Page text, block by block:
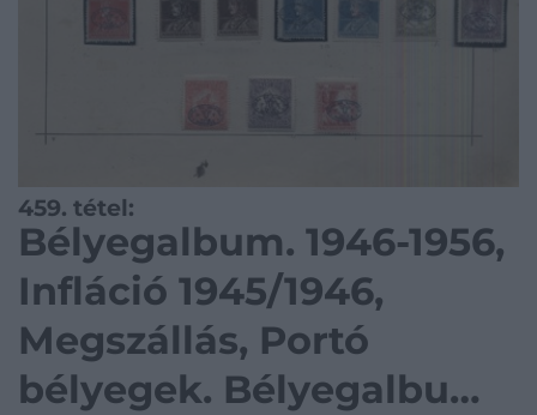
459. tétel:
Bélyegalbum. 1946-1956,
Infláció 1945/1946,
Megszállás, Portó
bélyegek. Bélyegalbum.